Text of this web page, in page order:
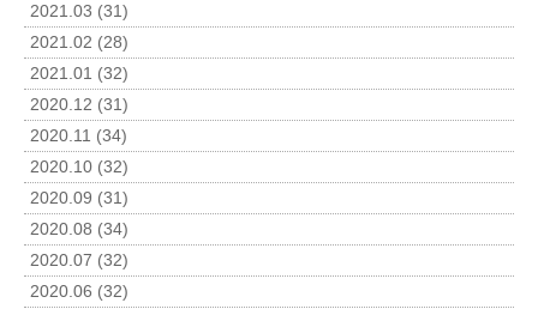
2021.03 (31)
2021.02 (28)
2021.01 (32)
2020.12 (31)
2020.11 (34)
2020.10 (32)
2020.09 (31)
2020.08 (34)
2020.07 (32)
2020.06 (32)